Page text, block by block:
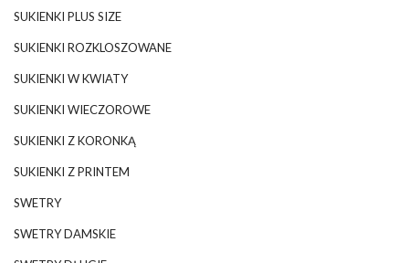
SUKIENKI PLUS SIZE
SUKIENKI ROZKLOSZOWANE
SUKIENKI W KWIATY
SUKIENKI WIECZOROWE
SUKIENKI Z KORONKĄ
SUKIENKI Z PRINTEM
SWETRY
SWETRY DAMSKIE